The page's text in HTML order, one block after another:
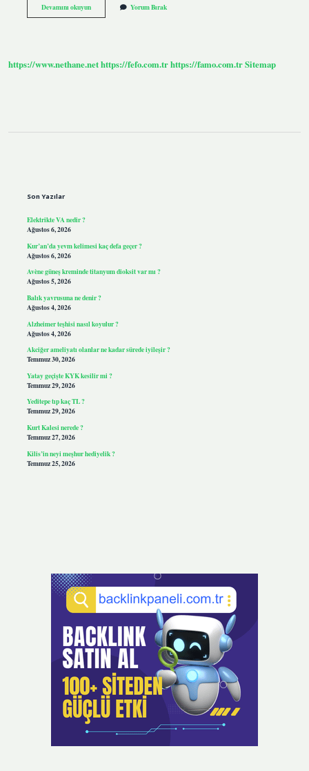
Devamını okuyunKuşlar
Yeşil
Yorum Bırak
https://www.nethane.nethttps://fefo.com.trhttps://famo.com.trSitemap
Son Yazılar
Elektrikte VA nedir ?
Ağustos 6, 2026
Kur’an’da yevm kelimesi kaç defa geçer ?
Ağustos 6, 2026
Avène güneş kreminde titanyum dioksit var mı ?
Ağustos 5, 2026
Balık yavrusuna ne denir ?
Ağustos 4, 2026
Alzheimer teşhisi nasıl koyulur ?
Ağustos 4, 2026
Akciğer ameliyatı olanlar ne kadar sürede iyileşir ?
Temmuz 30, 2026
Yatay geçişte KYK kesilir mi ?
Temmuz 29, 2026
Yeditepe tıp kaç TL ?
Temmuz 29, 2026
Kurt Kalesi nerede ?
Temmuz 27, 2026
Kilis’in neyi meşhur hediyelik ?
Temmuz 25, 2026